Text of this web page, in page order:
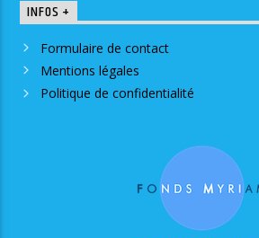
INFOS +
Formulaire de contact
Mentions légales
Politique de confidentialité